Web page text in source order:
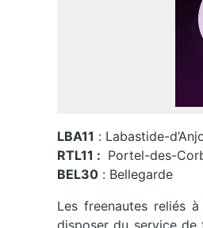
LBA11 : Labastide-
RTL11 : Portel-des-
BEL30 : Bellegarde
Les freenautes reliés